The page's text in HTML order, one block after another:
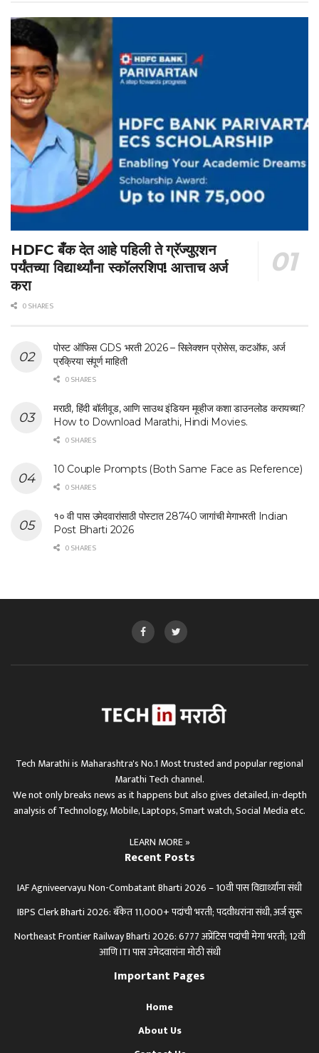
HDFC बँक देत आहे पहिली ते ग्रॅज्युएशन
पर्यंतच्या विद्यार्थ्यांना स्कॉलरशिप! आत्ताच अर्ज
करा
0 SHARES
पोस्ट ऑफिस GDS भरती 2026 – सिलेक्शन प्रोसेस, कटऑफ, अर्ज
प्रक्रिया संपूर्ण माहिती
0 SHARES
मराठी, हिंदी बॉलीवूड, आणि साउथ इंडियन मूव्हीज कशा डाउनलोड करायच्या?
How to Download Marathi, Hindi Movies.
0 SHARES
10 Couple Prompts (Both Same Face as Reference)
0 SHARES
१० वी पास उमेदवारांसाठी पोस्टात 28740 जागांची मेगाभरती Indian
Post Bharti 2026
0 SHARES
Tech Marathi is Maharashtra's No.1 Most trusted and popular regional
Marathi Tech channel.
We not only breaks news as it happens but also gives detailed, in-depth
analysis of Technology, Mobile, Laptops, Smart watch, Social Media etc.
LEARN MORE »
Recent Posts
IAF Agniveervayu Non-Combatant Bharti 2026 – 10वी पास विद्यार्थ्यांना संधी
IBPS Clerk Bharti 2026: बँकेत 11,000+ पदांची भरती; पदवीधरांना संधी, अर्ज सुरू
Northeast Frontier Railway Bharti 2026: 6777 अप्रेंटिस पदांची मेगा भरती; 12वी
आणि ITI पास उमेदवारांना मोठी संधी
Important Pages
Home
About Us